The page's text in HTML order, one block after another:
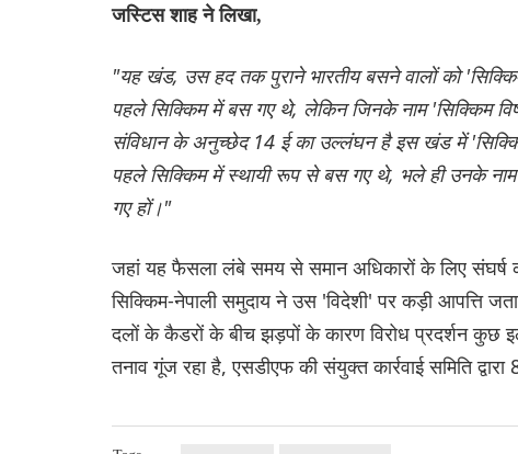
जस्टिस शाह ने लिखा,
"यह खंड, उस हद तक पुराने भारतीय बसने वालों को
पहले सिक्किम में बस गए थे, लेकिन जिनके नाम 'सिक्किम
संविधान के अनुच्छेद 14 ई का उल्लंघन है इस खंड में
पहले सिक्किम में स्थायी रूप से बस गए थे, भले ही उनके नाम
गए हों।"
जहां यह फैसला लंबे समय से समान अधिकारों के लिए संघर्ष
सिक्किम-नेपाली समुदाय ने उस 'विदेशी' पर कड़ी आपत्ति
दलों के कैडरों के बीच झड़पों के कारण विरोध प्रदर्शन कुछ
तनाव गूंज रहा है, एसडीएफ की संयुक्त कार्रवाई समिति